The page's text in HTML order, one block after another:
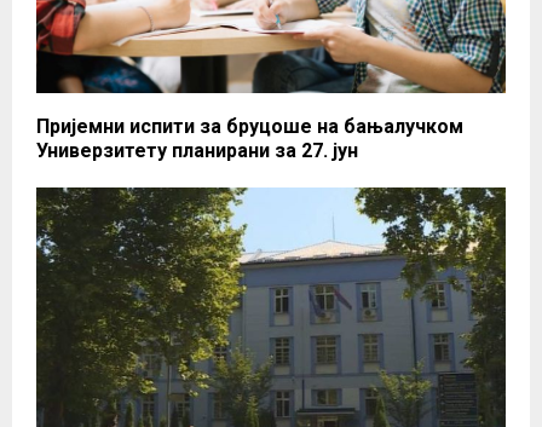
Пријемни испити за бруцоше на бањалучком
Универзитету планирани за 27. јун